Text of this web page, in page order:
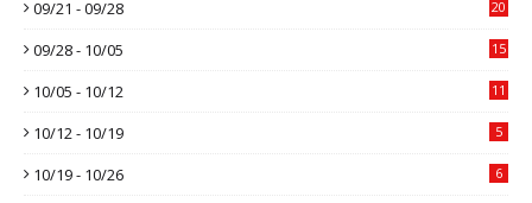
09/21 - 09/28 20
09/28 - 10/05 15
10/05 - 10/12 11
10/12 - 10/19 5
10/19 - 10/26 6